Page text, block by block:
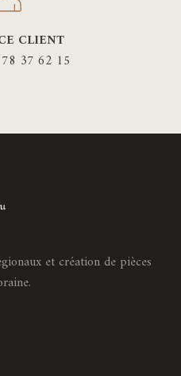
CLIENT
37 62 15
et création de pièces